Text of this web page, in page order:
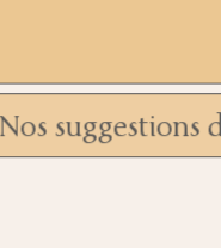
Nos